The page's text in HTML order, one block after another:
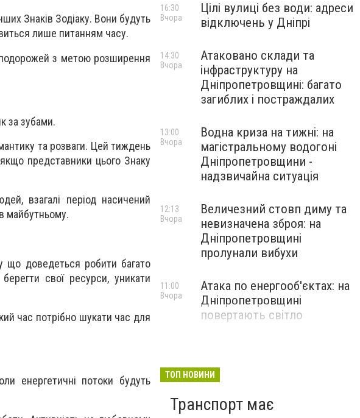
Знаків Зодіаку. Вони будуть
лише питанням часу.
подорожей з метою розширення
за зубами.
та розваги. Цей тиждень
представники цього Знаку
взагалі період насичений
майбутньому.
доведеться робити багато
свої ресурси, уникати
час потрібно шукати час для
енергетичні потоки будуть
Цілі вулиці без води: адреси
відключень у Дніпрі
16:30
Вчора
Атаковано склади та
інфраструктуру на
Дніпропетровщині: багато
загиблих і постраждалих
14:30
Вчора
Водна криза на тижні: на
магістральному водогоні
Дніпропетровщини -
надзвичайна ситуація
13:00
Вчора
Величезний стовп диму та
невизначена зброя: на
Дніпропетровщині
пролунали вибухи
12:13
Вчора
Атака по енергооб'єктах: на
Дніпропетровщині
повертають світло
11:00
Вчора
ТОП НОВИНИ
Транспорт має